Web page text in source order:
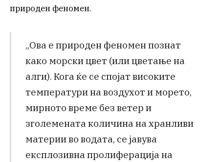
природен феномен.
„Ова е природен феномен познат
како морски цвет (или цветање на
алги). Кога ќе се спојат високите
температури на воздухот и морето,
мирното време без ветер и
зголемената количина на хранливи
материи во водата, се јавува
експлозивна пролиферација на